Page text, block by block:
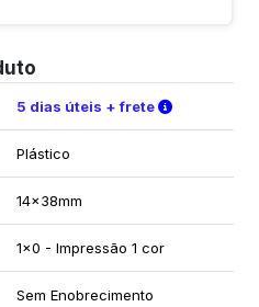
5 dias úteis + frete Verifique
Plástico
14x38mm
1x0 - Impressão 1 cor
Sem Enobrecimento